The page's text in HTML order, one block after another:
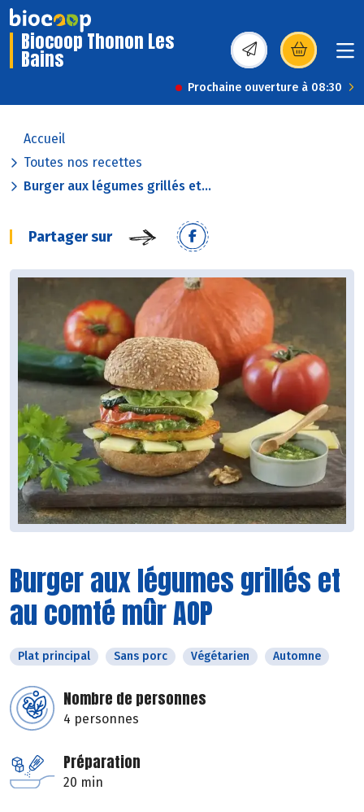
Biocoop Thonon Les
Bains (s’ouvre dans une
Prochaine ouverture à 08:30
Accueil
Toutes nos recettes
Burger aux légumes grillés et...
Partager sur
Burger aux légumes grillés et
au comté mûr AOP
Plat principal Sans porc Végétarien Automne
Nombre de personnes
4 personnes
Préparation
20 min